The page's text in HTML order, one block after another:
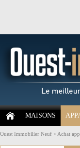
MAISONS
Ouest Immobilier Neuf > Achat